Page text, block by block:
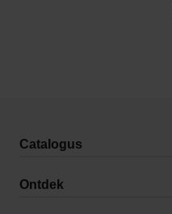
Catalogus
Ontdek